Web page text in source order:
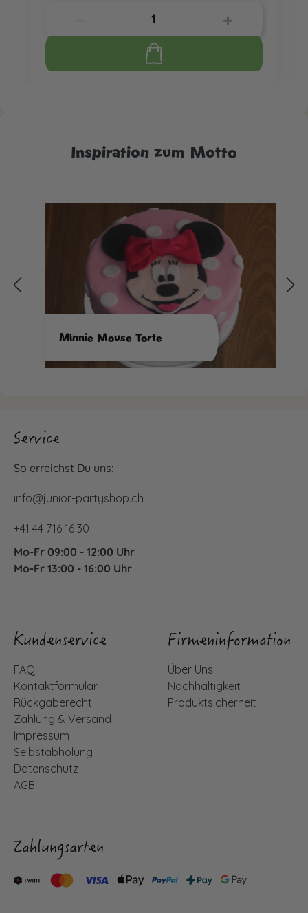
Inspiration zum Motto
Minnie Mouse Torte
Service
So erreichst Du uns:
info@junior-partyshop.ch
+41 44 716 16 30
Mo-Fr 09:00 - 12:00 Uhr
Mo-Fr 13:00 - 16:00 Uhr
Kundenservice
FAQ
Kontaktformular
Rückgaberecht
Zahlung & Versand
Impressum
Selbstabholung
Datenschutz
AGB
Firmeninformation
Über Uns
Nachhaltigkeit
Produktsicherheit
Zahlungsarten